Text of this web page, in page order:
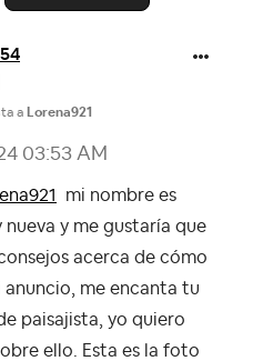
a Lorena921
03:53 AM
mi nombre es
nueva y me gustaría que
acerca de cómo
anuncio, me encanta tu
paisajista, yo quiero
ello. Esta es la foto